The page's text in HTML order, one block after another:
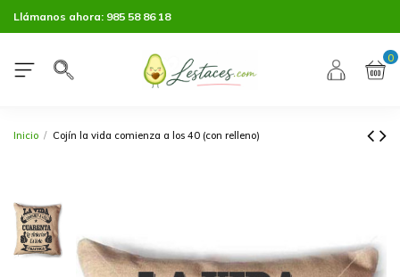
Llámanos ahora: 985 58 86 18
0
Inicio Cojín la vida comienza a los 40 (con relleno)